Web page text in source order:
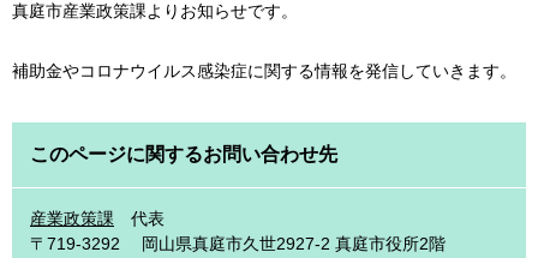
真庭市産業政策課よりお知らせです。
補助金やコロナウイルス感染症に関する情報を発信していきます。
このページに関するお問い合わせ先
産業政策課
代表
〒719-3292
岡山県真庭市久世2927-2 真庭市役所2階